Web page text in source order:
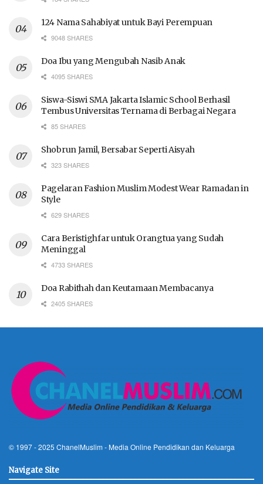
124 Nama Sahabiyat untuk Bayi Perempuan
9048 SHARES
Doa Ibu yang Mengubah Nasib Anak
4095 SHARES
Siswa-Siswi SMA Jakarta Islamic School Berhasil
Tembus Universitas Ternama di Berbagai Negara
85 SHARES
Shobrun Jamil, Bersabar Seperti Aisyah
323 SHARES
Pagelaran Fashion Muslim Modest Wear Ramadan in
Style
629 SHARES
Cara Beristighfar untuk Orangtua yang Sudah
Meninggal
4733 SHARES
Doa Rabithah dan Keutamaan Membacanya
2405 SHARES
© 1997 - 2025 ChanelMuslim - Media Online Pendidikan dan Keluarga
Navigate Site